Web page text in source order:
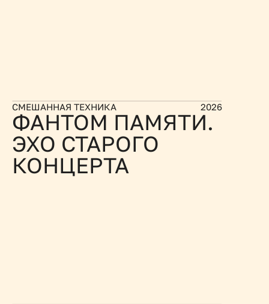
СМЕШАННАЯ ТЕХНИКА 2026
ФАНТОМ ПАМЯТИ.
ЭХО СТАРОГО
КОНЦЕРТА